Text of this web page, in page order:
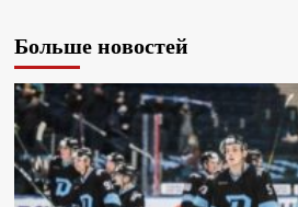
Больше новостей